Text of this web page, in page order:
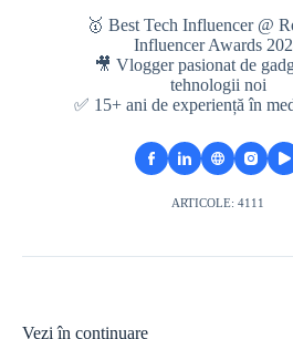
🥇 Best Tech Influencer @
Influencer Awards
🎥 Vlogger pasionat de
tehnologii noi
✅ 15+ ani de experiență în
ARTICOLE: 4111
Vezi în continuare